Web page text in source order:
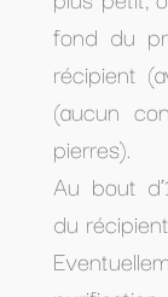
fond du
récipient
(aucun
pierres).
Au bout
du